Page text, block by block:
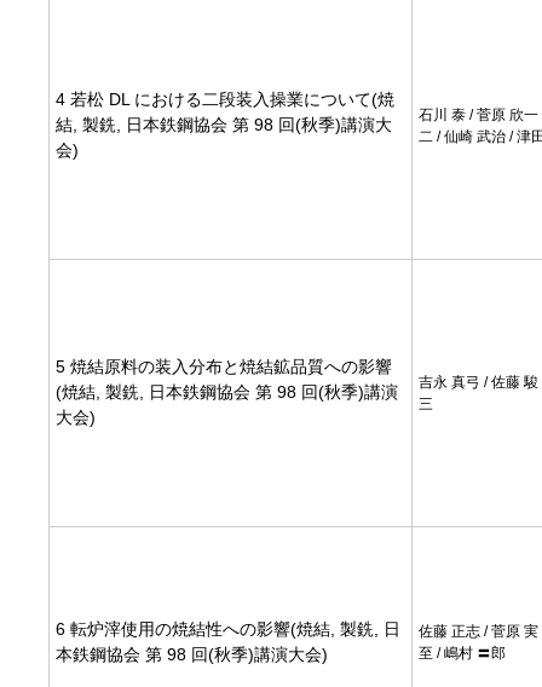
4 若松 DL における二段装入操業について(焼
結, 製銑, 日本鉄鋼協会 第 98 回(秋季)講演大
会)
石川 泰 / 菅原 欣一
二 / 仙崎 武治 / 津
5 焼結原料の装入分布と焼結鉱品質への影響
(焼結, 製銑, 日本鉄鋼協会 第 98 回(秋季)講演
大会)
吉永 真弓 / 佐藤 駿
三
6 転炉滓使用の焼結性への影響(焼結, 製銑, 日
本鉄鋼協会 第 98 回(秋季)講演大会)
佐藤 正志 / 菅原 実
至 / 嶋村 〓郎